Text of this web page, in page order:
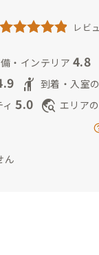
見を参考にし、こ
妻とホテル勤務経
ます。今後は家守を
、そしてパークゴ
員が一緒にプレー
との県境にある八
山、竜ヶ森に囲ま
れる鏡沼は、車で
安比高原は車で30
レビ
・インテリア 4.8
hail 到着・入室
5.0 travel_explore エリア
ん